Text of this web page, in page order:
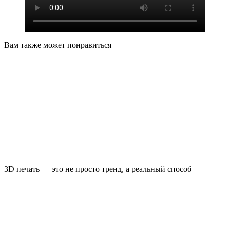
Вам также может понравиться
3D печать — это не просто тренд, а реальный способ